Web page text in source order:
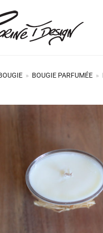
» BOUGIE PARFUMÉE »